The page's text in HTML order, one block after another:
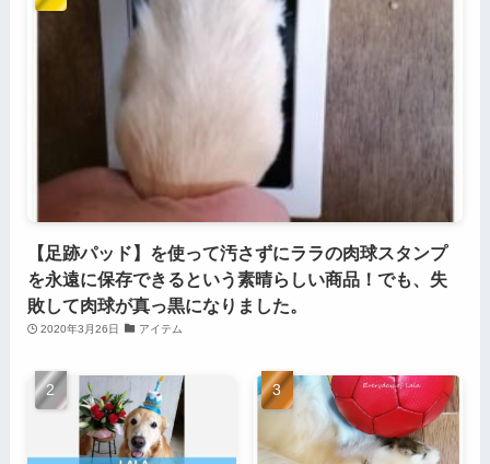
【足跡パッド】を使って汚さずにララの肉球スタンプ
を永遠に保存できるという素晴らしい商品！でも、失
敗して肉球が真っ黒になりました。
2020年3月26日 アイテム